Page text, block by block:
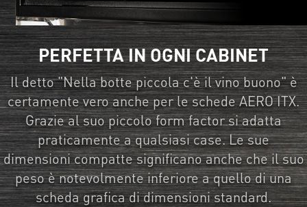
PERFETTA IN OGNI CABINET
Il detto "Nella botte piccola c'è il vino buono" è
certamente vero anche per le schede AERO ITX.
Grazie al suo piccolo form factor si adatta
praticamente a qualsiasi case. Le sue
dimensioni compatte significano anche che il suo
peso è notevolmente inferiore a quello di una
scheda grafica di dimensioni standard.